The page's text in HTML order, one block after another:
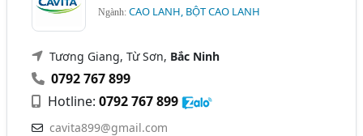
Ngành:CAO LANH, BỘT CAO LANH
Tương Giang, Từ Sơn, Bắc Ninh
0792 767 899
Hotline:0792 767 899
cavita899@gmail.com